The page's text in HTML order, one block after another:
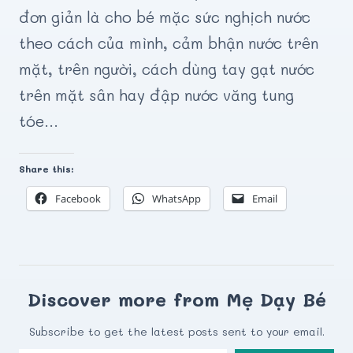
đơn giản là cho bé mặc sức nghịch nước
theo cách của mình, cảm bhận nước trên
mặt, trên người, cách dùng tay gạt nước
trên mặt sân hay đập nước văng tung
tóe…
Share this:
Facebook WhatsApp Email
Discover more from Mẹ Dạy Bé
Subscribe to get the latest posts sent to your email.